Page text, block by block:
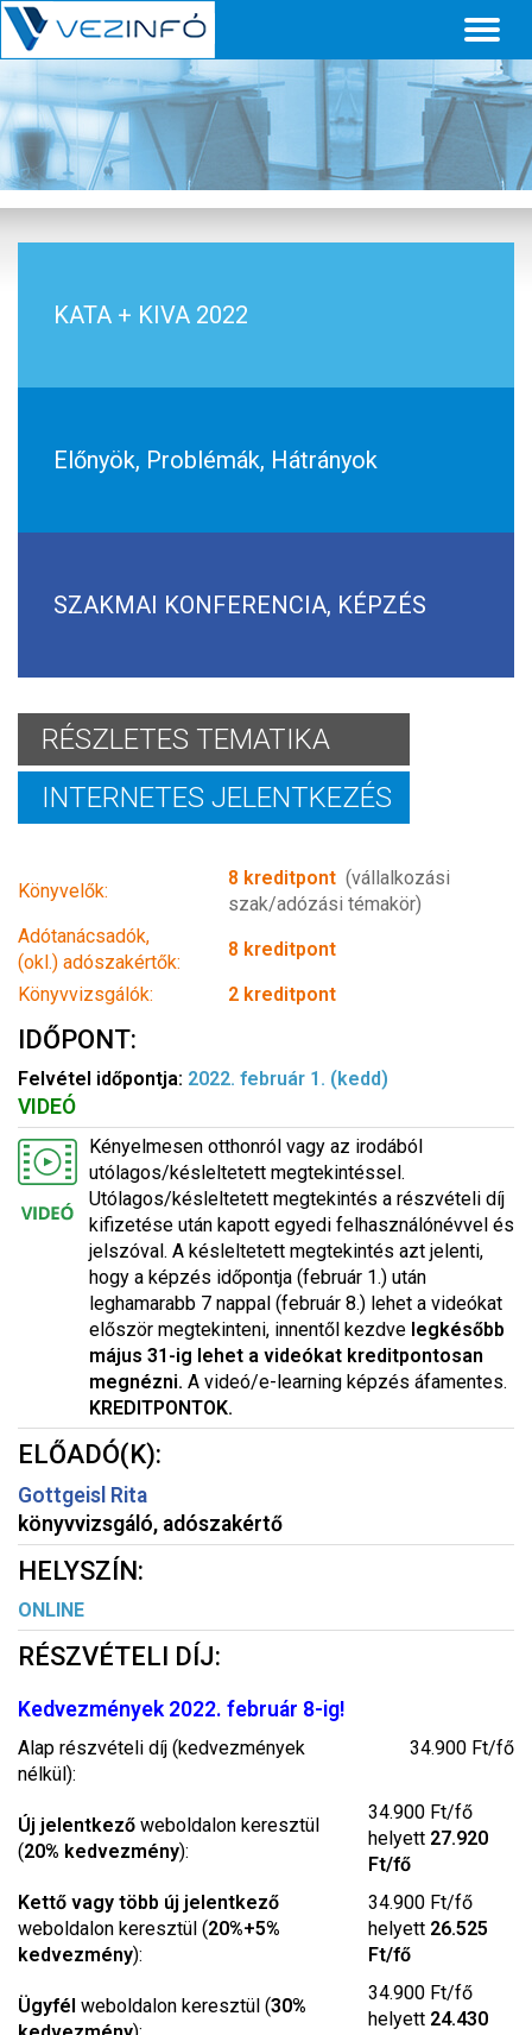
KATA + KIVA 2022
Előnyök, Problémák, Hátrányok
SZAKMAI KONFERENCIA, KÉPZÉS
RÉSZLETES TEMATIKA
INTERNETES JELENTKEZÉS
Könyvelők:
8 kreditpont (vállalkozási
szak/adózási témakör)
Adótanácsadók,
(okl.) adószakértők:
8 kreditpont
Könyvvizsgálók:
2 kreditpont
IDŐPONT:
Felvétel időpontja: 2022. február 1. (kedd)
VIDEÓ
Kényelmesen otthonról vagy az irodából
utólagos/késleltetett megtekintéssel.
Utólagos/késleltetett megtekintés a részvételi díj
kifizetése után kapott egyedi felhasználónévvel és
jelszóval. A késleltetett megtekintés azt jelenti,
hogy a képzés időpontja (február 1.) után
leghamarabb 7 nappal (február 8.) lehet a videókat
először megtekinteni, innentől kezdve legkésőbb
május 31-ig lehet a videókat kreditpontosan
megnézni. A videó/e-learning képzés áfamentes.
KREDITPONTOK.
ELŐADÓ(K):
Gottgeisl Rita
könyvvizsgáló, adószakértő
HELYSZÍN:
ONLINE
RÉSZVÉTELI DÍJ:
Kedvezmények 2022. február 8-ig!
Alap részvételi díj (kedvezmények
nélkül):
34.900 Ft/fő
Új jelentkező weboldalon keresztül
(20% kedvezmény):
34.900 Ft/fő
helyett 27.920
Ft/fő
Kettő vagy több új jelentkező
weboldalon keresztül (20%+5%
kedvezmény):
34.900 Ft/fő
helyett 26.525
Ft/fő
Ügyfél weboldalon keresztül (30%
34.900 Ft/fő
helyett 24.430